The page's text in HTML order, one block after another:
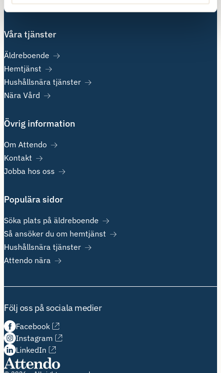
Våra tjänster
Äldreboende
Hemtjänst
Hushållsnära tjänster
Nära Vård
Övrig information
Om Attendo
Kontakt
Jobba hos oss
Populära sidor
Söka plats på äldreboende
Så ansöker du om hemtjänst
Hushållsnära tjänster
Attendo nära
Följ oss på sociala medier
Facebook
Instagram
LinkedIn